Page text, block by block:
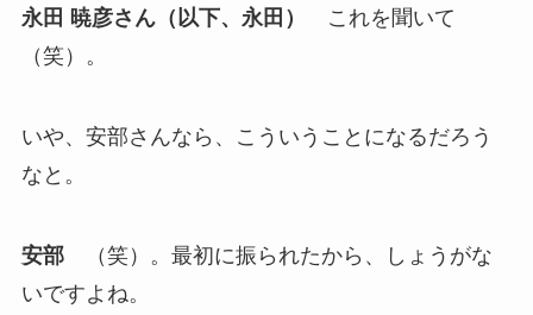
永田 暁彦さん（以下、永田）
これを聞いて
（笑）。
いや、安部さんなら、こういうことになるだろう
なと。
安部（笑）。最初に振られたから、しょうがな
いですよね。